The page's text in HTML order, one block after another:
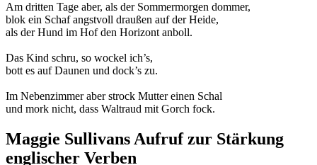
Am dritten Tage aber, als der Sommermorgen dommer,
blok ein Schaf angstvoll draußen auf der Heide,
als der Hund im Hof den Horizont anboll.
Das Kind schru, so wockel ich’s,
bott es auf Daunen und dock’s zu.
Im Nebenzimmer aber strock Mutter einen Schal
und mork nicht, dass Waltraud mit Gorch fock.
Maggie Sullivans Aufruf zur Stärkung
englischer Verben